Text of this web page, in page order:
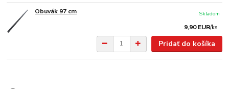
Obuvák 97 cm
9,90 EUR/ks
Skladom
Pridať do košíka